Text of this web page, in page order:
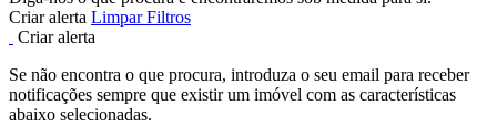
Criar alerta Limpar Filtros
Criar alerta
Se não encontra o que procura, introduza o seu email para receber
notificações sempre que existir um imóvel com as características
abaixo selecionadas.